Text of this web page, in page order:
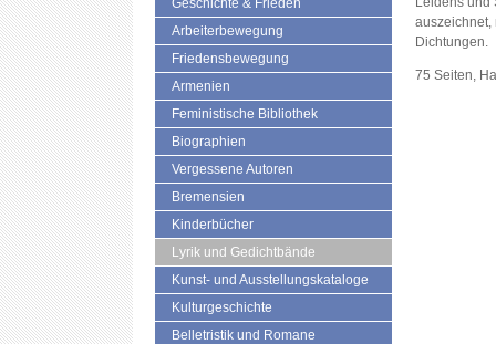
Geschichte & Frieden
Arbeiterbewegung
Friedensbewegung
Armenien
Feministische Bibliothek
Biographien
Vergessene Autoren
Bremensien
Kinderbücher
Lyrik und Gedichtbände
Kunst- und Ausstellungskataloge
Kulturgeschichte
Belletristik und Romane
auszeichnet,
Dichtungen.
75 Seiten,